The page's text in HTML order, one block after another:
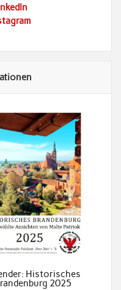
Historisches
2025